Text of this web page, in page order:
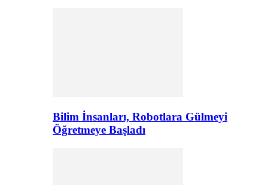
Bilim İnsanları, Robotlara Gülmeyi
Öğretmeye Başladı